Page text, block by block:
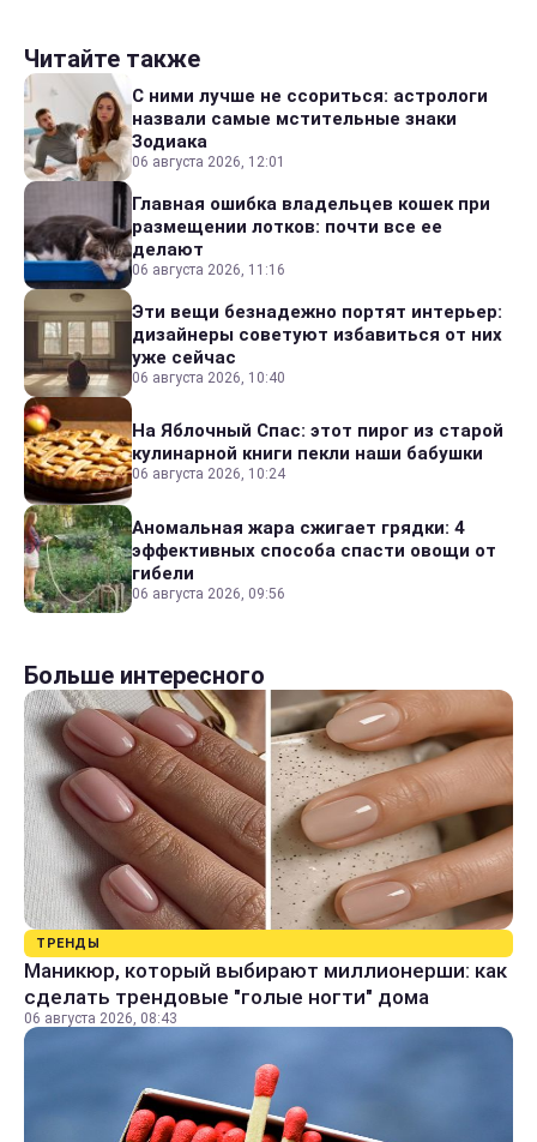
Читайте также
С ними лучше не ссориться: астрологи
назвали самые мстительные знаки
Зодиака
06 августа 2026, 12:01
Главная ошибка владельцев кошек при
размещении лотков: почти все ее
делают
06 августа 2026, 11:16
Эти вещи безнадежно портят интерьер:
дизайнеры советуют избавиться от них
уже сейчас
06 августа 2026, 10:40
На Яблочный Спас: этот пирог из старой
кулинарной книги пекли наши бабушки
06 августа 2026, 10:24
Аномальная жара сжигает грядки: 4
эффективных способа спасти овощи от
гибели
06 августа 2026, 09:56
Больше интересного
ТРЕНДЫ
Маникюр, который выбирают миллионерши: как
сделать трендовые "голые ногти" дома
06 августа 2026, 08:43